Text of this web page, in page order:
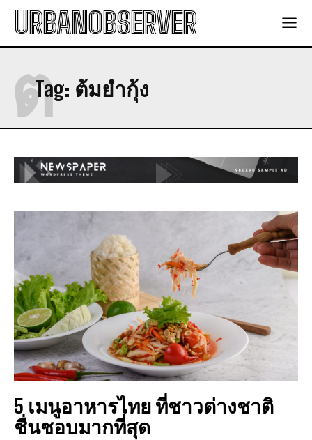
URBANOBSERVER
Tag: ต้มยำกุ้ง
ต
5 เมนูอาหารไทย ที่ชาวต่างชาติ
ชื่นชอบมากที่สุด